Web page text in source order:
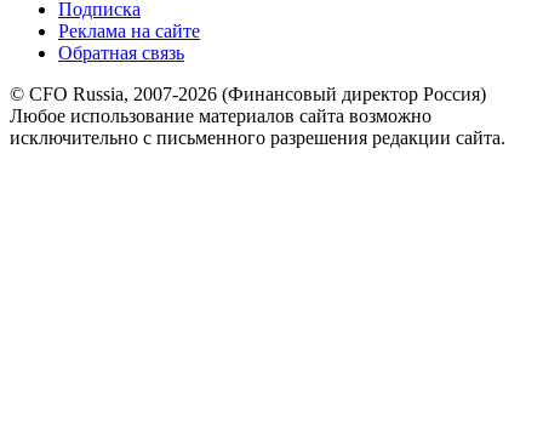
Подписка
Реклама на сайте
Обратная связь
© CFO Russia, 2007-2026 (Финансовый директор Россия)
Любое использование материалов сайта возможно
исключительно с письменного разрешения редакции сайта.